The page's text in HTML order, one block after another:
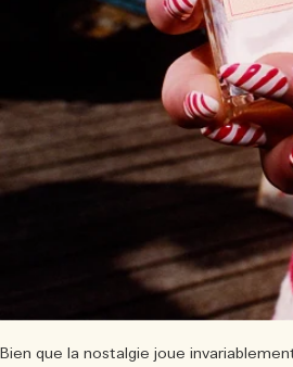
Bien que la nostalgie joue